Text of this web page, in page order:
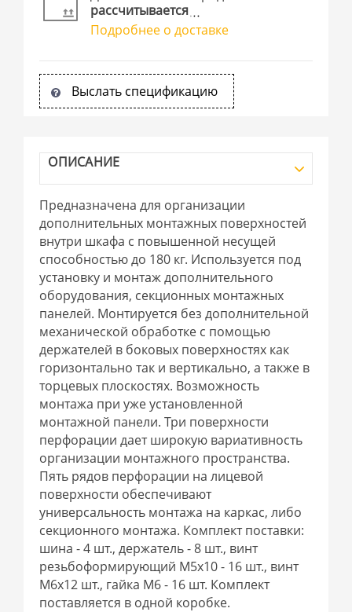
рассчитывается
Подробнее о доставке
Выслать спецификацию
ОПИСАНИЕ
Предназначена для организации
дополнительных монтажных поверхностей
внутри шкафа с повышенной несущей
способностью до 180 кг. Используется под
установку и монтаж дополнительного
оборудования, секционных монтажных
панелей. Монтируется без дополнительной
механической обработке с помощью
держателей в боковых поверхностях как
горизонтально так и вертикально, а также в
торцевых плоскостях. Возможность
монтажа при уже установленной
монтажной панели. Три поверхности
перфорации дает широкую вариативность
организации монтажного пространства.
Пять рядов перфорации на лицевой
поверхности обеспечивают
универсальность монтажа на каркас, либо
секционного монтажа. Комплект поставки:
шина - 4 шт., держатель - 8 шт., винт
резьбоформирующий М5х10 - 16 шт., винт
М6х12 шт., гайка М6 - 16 шт. Комплект
поставляется в одной коробке.